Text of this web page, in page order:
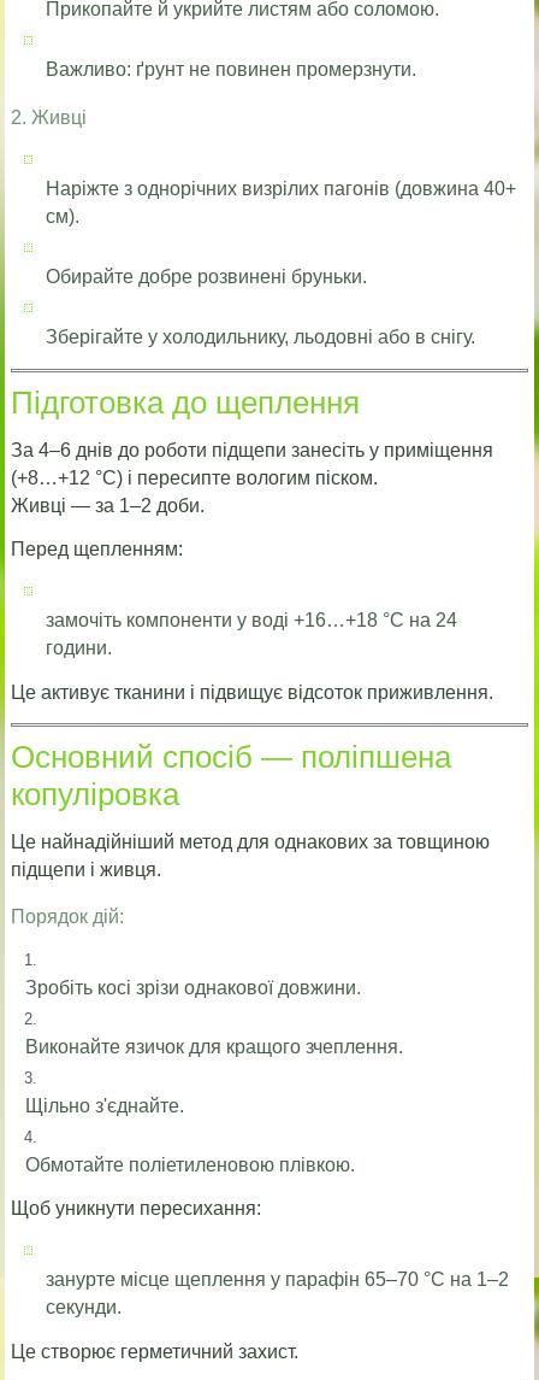
Прикопайте й укрийте листям або соломою.
Важливо: ґрунт не повинен промерзнути.
2. Живці
Наріжте з однорічних визрілих пагонів (довжина 40+
см).
Обирайте добре розвинені бруньки.
Зберігайте у холодильнику, льодовні або в снігу.
Підготовка до щеплення
За 4–6 днів до роботи підщепи занесіть у приміщення
(+8…+12 °C) і пересипте вологим піском.
Живці — за 1–2 доби.
Перед щепленням:
замочіть компоненти у воді +16…+18 °C на 24
години.
Це активує тканини і підвищує відсоток приживлення.
Основний спосіб — поліпшена
копуліровка
Це найнадійніший метод для однакових за товщиною
підщепи і живця.
Порядок дій:
Зробіть косі зрізи однакової довжини.
Виконайте язичок для кращого зчеплення.
Щільно з'єднайте.
Обмотайте поліетиленовою плівкою.
Щоб уникнути пересихання:
занурте місце щеплення у парафін 65–70 °C на 1–2
секунди.
Це створює герметичний захист.